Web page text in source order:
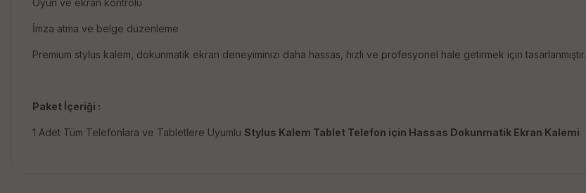
Oyun ve ekran kontrolü
İmza atma ve belge düzenleme
Premium stylus kalem, dokunmatik ekran deneyiminizi daha hassas, hızlı ve profesyonel hale getirmek için tasarlanmıştır.
Paket İçeriği :
1 Adet Tüm Telefonlara ve Tabletlere Uyumlu Stylus Kalem Tablet Telefon için Hassas Dokunmatik Ekran Kalemi